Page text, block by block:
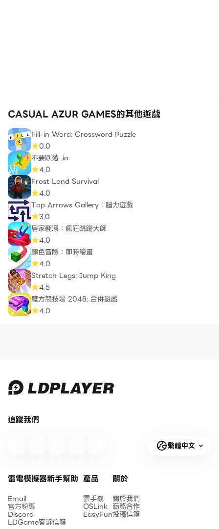
CASUAL AZUR GAMES的其他遊戲
Fill-in Word: Crossword Puzzle
0.0
不要跌落 .io
4.0
Frost Land Survival
4.0
Tap Arrows Gallery：腦力遊戲
3.0
居家翻滾：瘋狂跳躍大師
4.0
顏色冒險：即時繪畫
4.0
Stretch Legs: Jump King
4.5
魔方競技場 2048: 合併遊戲
4.0
追蹤我們
繁體中文
雷電模擬器新手幫助
Email
官方粉專
Discord
LDGame客訴信箱
產品
雲手機
OSLink
EasyFun
關於
關於我們
商務合作
投稿信箱